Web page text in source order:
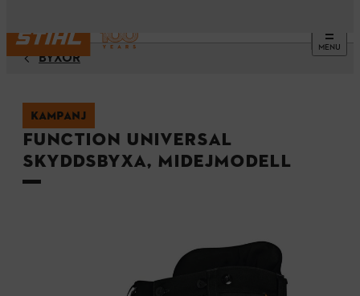
MENU
BYXOR
KAMPANJ
FUNCTION Universal
skyddsbyxa, midejmodell